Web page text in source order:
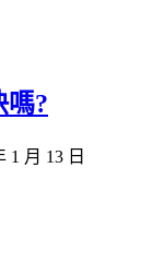
嗎?
1 月 13 日